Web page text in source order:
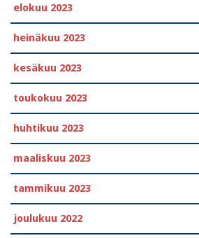
elokuu 2023
heinäkuu 2023
kesäkuu 2023
toukokuu 2023
huhtikuu 2023
maaliskuu 2023
tammikuu 2023
joulukuu 2022